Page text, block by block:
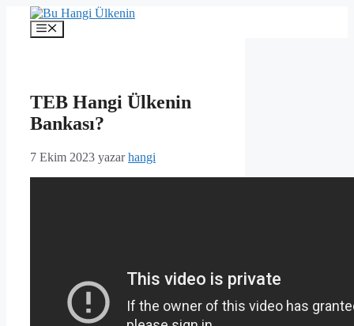
İçeriğe
Menü
TEB Hangi Ülkenin
Bankası?
7 Ekim 2023 yazarhangi